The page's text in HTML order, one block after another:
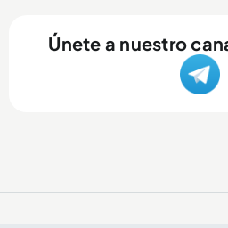
Únete a nuestro